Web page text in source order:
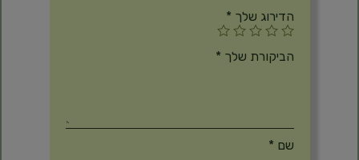
הדירוג שלך *
הביקורת שלך *
שם *